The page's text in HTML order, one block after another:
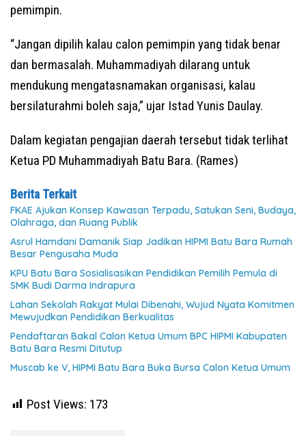
pemimpin.
“Jangan dipilih kalau calon pemimpin yang tidak benar
dan bermasalah. Muhammadiyah dilarang untuk
mendukung mengatasnamakan organisasi, kalau
bersilaturahmi boleh saja,” ujar Istad Yunis Daulay.
Dalam kegiatan pengajian daerah tersebut tidak terlihat
Ketua PD Muhammadiyah Batu Bara. (Rames)
Berita Terkait
FKAE Ajukan Konsep Kawasan Terpadu, Satukan Seni, Budaya,
Olahraga, dan Ruang Publik
Asrul Hamdani Damanik Siap Jadikan HIPMI Batu Bara Rumah
Besar Pengusaha Muda
KPU Batu Bara Sosialisasikan Pendidikan Pemilih Pemula di
SMK Budi Darma Indrapura
Lahan Sekolah Rakyat Mulai Dibenahi, Wujud Nyata Komitmen
Mewujudkan Pendidikan Berkualitas
Pendaftaran Bakal Calon Ketua Umum BPC HIPMI Kabupaten
Batu Bara Resmi Ditutup
Muscab ke V, HIPMI Batu Bara Buka Bursa Calon Ketua Umum
Post Views: 173